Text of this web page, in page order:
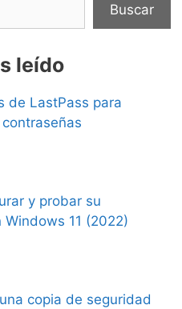
Buscar
leído
de LastPass para
y probar su
Windows 11 (2022)
copia de seguridad